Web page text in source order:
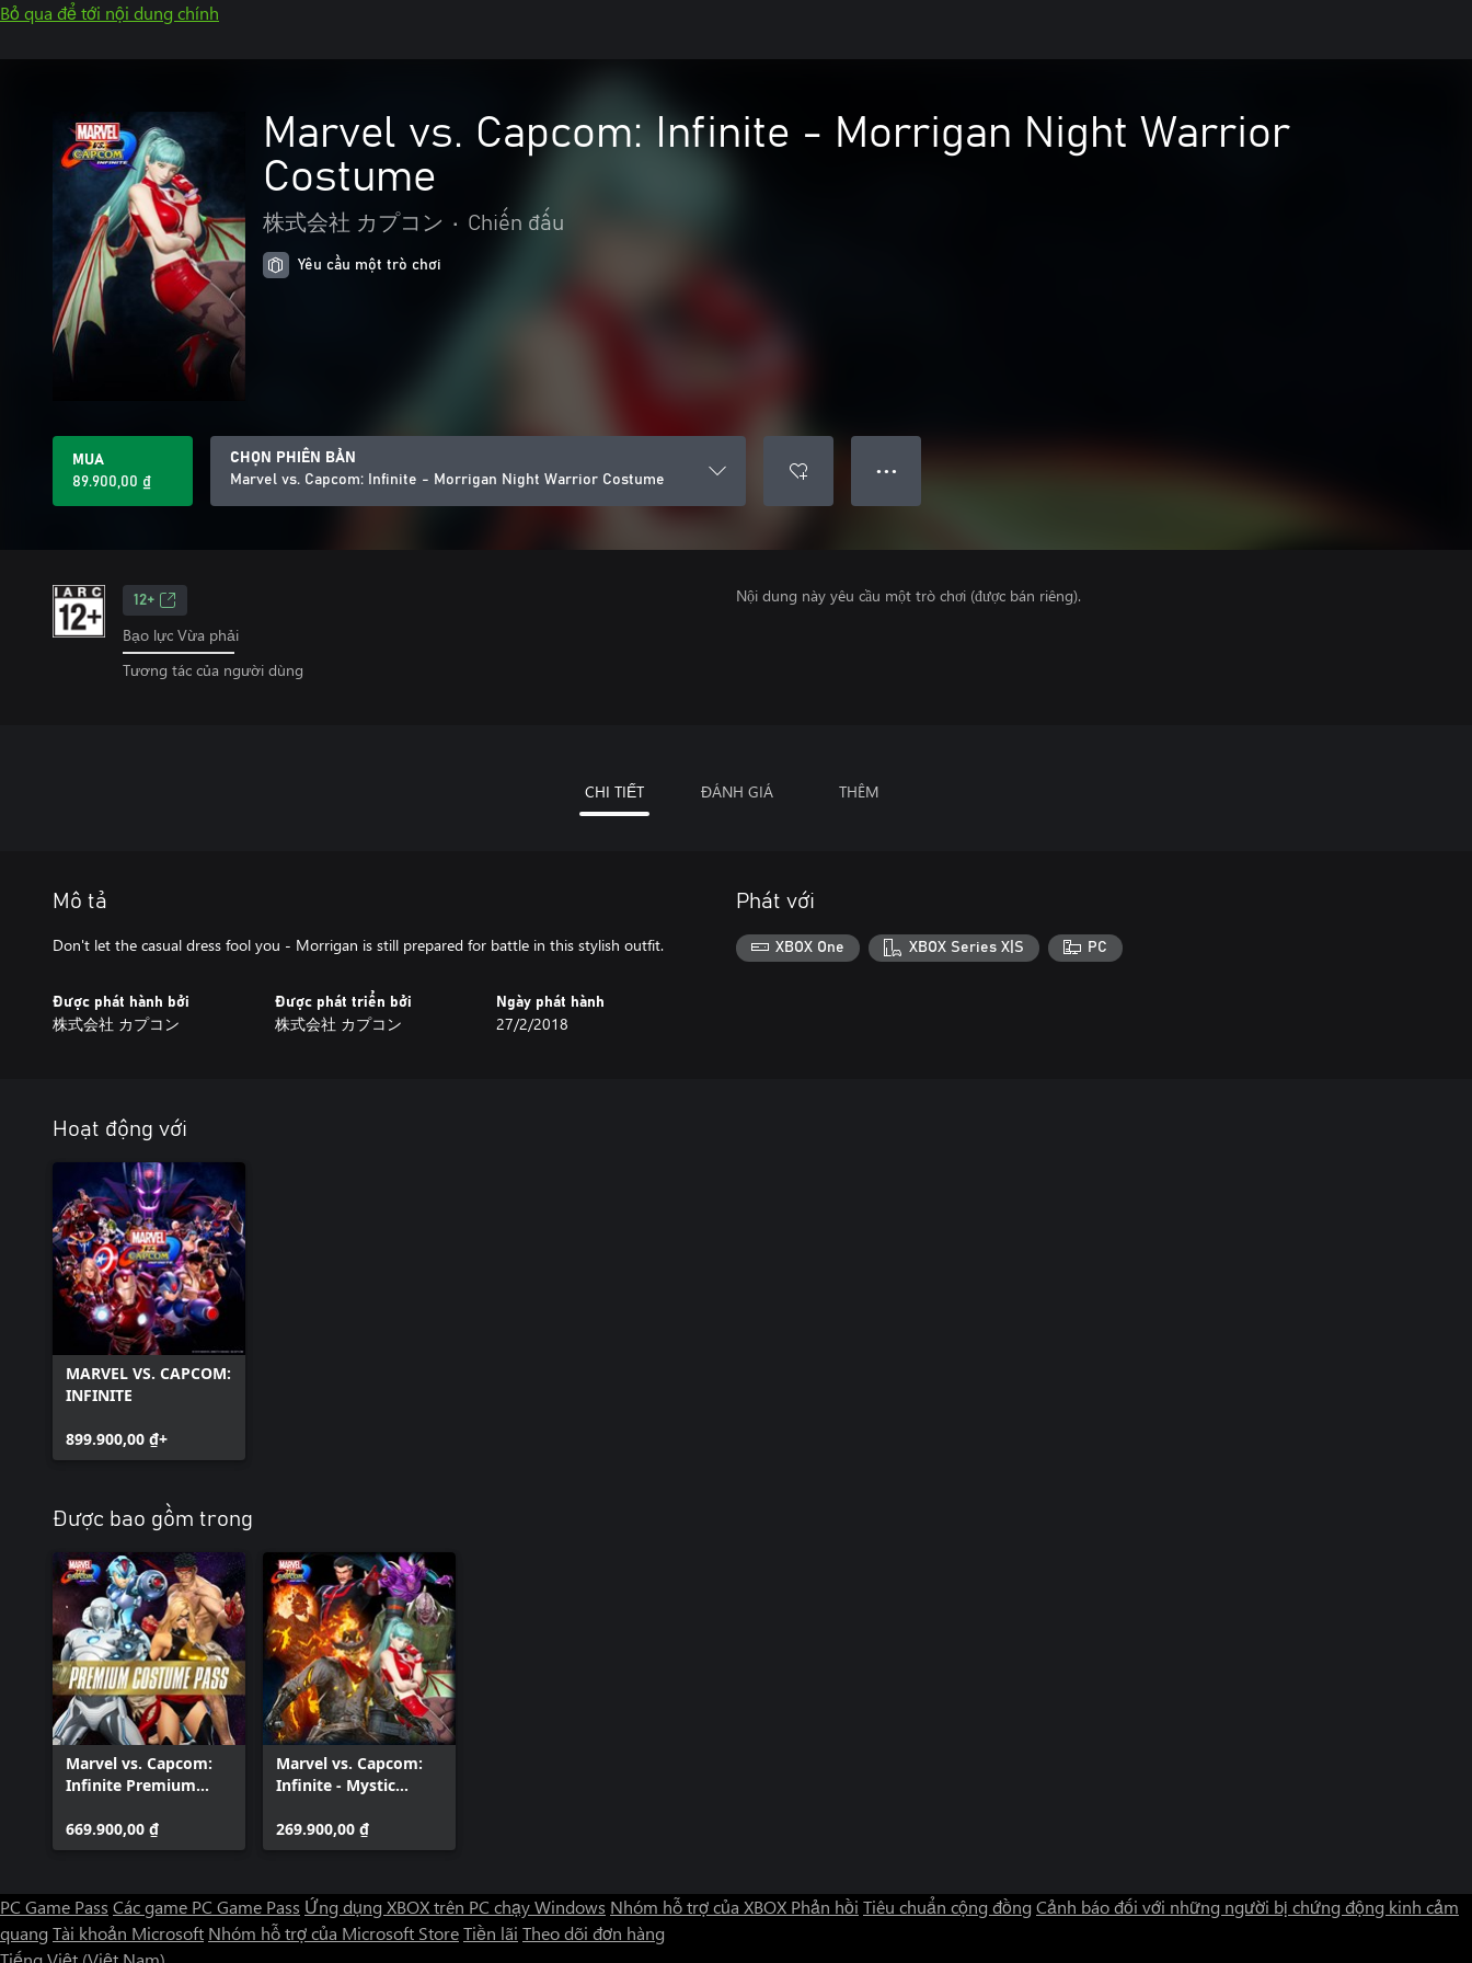
Bỏ qua để tới nội dung chính
Marvel vs. Capcom: Infinite - Morrigan Night Warrior
Costume
株式会社 カプコン • Chiến đấu
Yêu cầu một trò chơi
MUA
89.900,00 ₫
CHỌN PHIÊN BẢN
Marvel vs. Capcom: Infinite - Morrigan Night Warrior Costume
● ● ●
12+
Bạo lực Vừa phải
Tương tác của người dùng
Nội dung này yêu cầu một trò chơi (được bán riêng).
CHI TIẾT ĐÁNH GIÁ THÊM
Mô tả
Don't let the casual dress fool you - Morrigan is still prepared for battle in this stylish outfit.
Được phát hành bởi
株式会社 カプコン
Được phát triển bởi
株式会社 カプコン
Ngày phát hành
27/2/2018
Phát với
XBOX One XBOX Series X|S PC
Hoạt động với
MARVEL VS. CAPCOM:
INFINITE
899.900,00 ₫+
Được bao gồm trong
Marvel vs. Capcom:
Infinite Premium
669.900,00 ₫
Marvel vs. Capcom:
Infinite - Mystic
Pack
269.900,00 ₫
PC Game Pass Các game PC Game Pass Ứng dụng XBOX trên PC chạy Windows Nhóm hỗ trợ của XBOX Phản hồi Tiêu chuẩn cộng đồng Cảnh báo đối với những người bị chứng động kinh cảm
quang Tài khoản Microsoft Nhóm hỗ trợ của Microsoft StoreTiền lãi Theo dõi đơn hàng